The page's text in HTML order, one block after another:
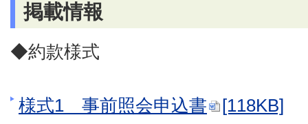
掲載情報
◆約款様式
様式1 事前照会申込書
[118KB]